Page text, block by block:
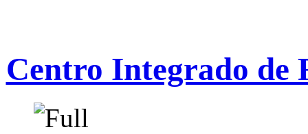
Centro Integrado de